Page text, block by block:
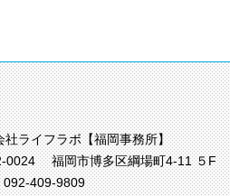
社ライフラボ【福岡事務所】
0024福岡市博多区綱場町4-11 ５F
092-409-9809